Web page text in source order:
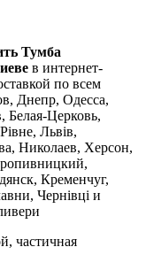
Тумба
в интернет-
по всем
Днепр, Одесса,
Церковь,
Львів,
Николаев, Херсон,
Кременчуг,
Чернівці и
частичная